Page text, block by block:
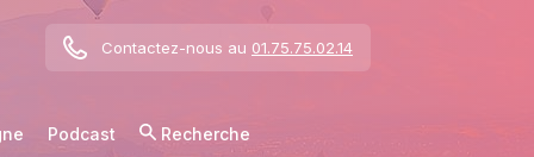
Contactez-nous au 01.75.75.02.14
Podcast Recherche